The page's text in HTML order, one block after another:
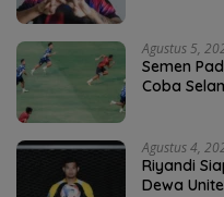
Agustus 5,
Semen
Coba
Agustus 4,
Riyandi
Dewa